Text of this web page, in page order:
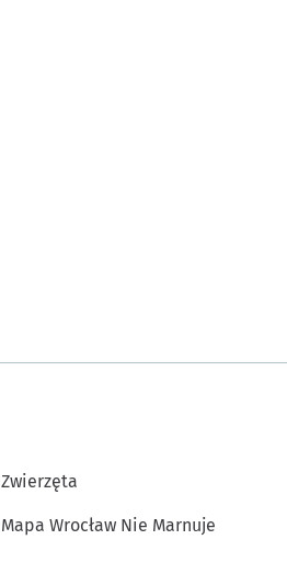
Zwierzęta
Mapa Wrocław Nie Marnuje